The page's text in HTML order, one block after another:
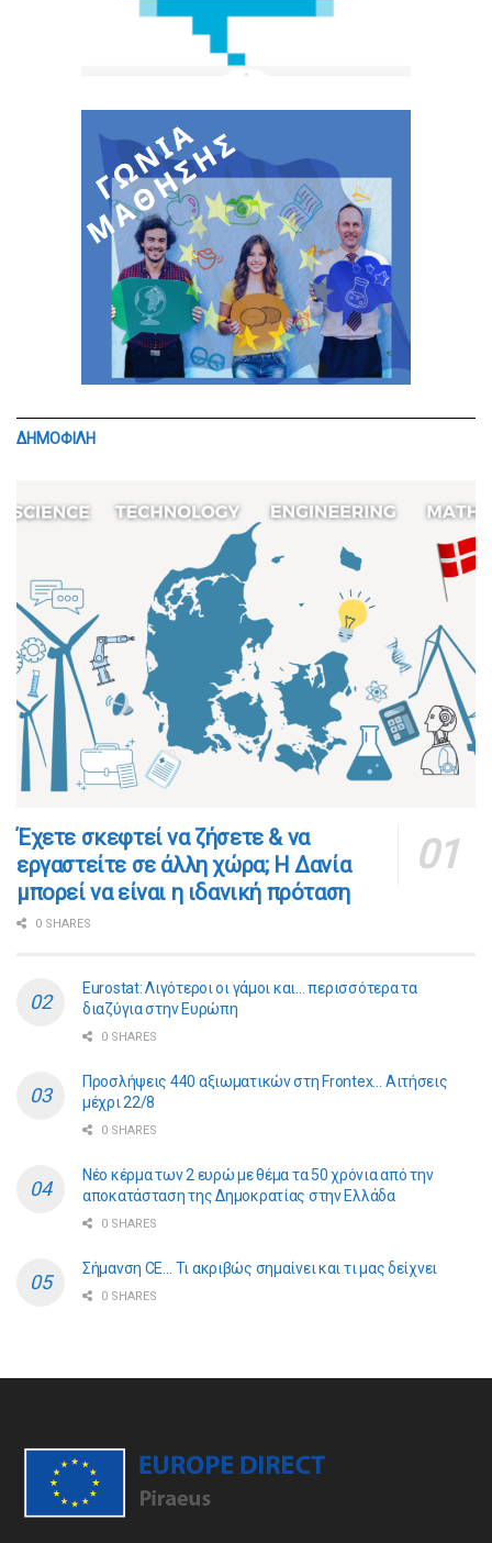
ΔΗΜΟΦΙΛΗ
​​Έχετε σκεφτεί να ζήσετε & να
εργαστείτε σε άλλη χώρα; Η Δανία
μπορεί να είναι η ιδανική πρόταση
0 SHARES
Eurostat: Λιγότεροι οι γάμοι και… περισσότερα τα
διαζύγια στην Ευρώπη
0 SHARES
Προσλήψεις 440 αξιωματικών στη Frontex… Αιτήσεις
μέχρι 22/8
0 SHARES
Νέο κέρμα των 2 ευρώ με θέμα τα 50 χρόνια από την
αποκατάσταση της Δημοκρατίας στην Ελλάδα
0 SHARES
Σήμανση CE… Τι ακριβώς σημαίνει και τι μας δείχνει
0 SHARES